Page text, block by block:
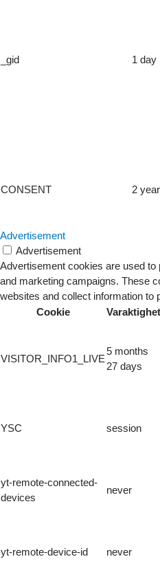
_gid 1 day
CONSENT 2
Advertisement
Advertisement
Advertisement cookies are used
and marketing campaigns. These
websites and collect information to
Cookie
Varaktighet
VISITOR_INFO1_LIVE
5 months
27 days
YSC session
yt-remote-connected-
devices
never
yt-remote-device-id never